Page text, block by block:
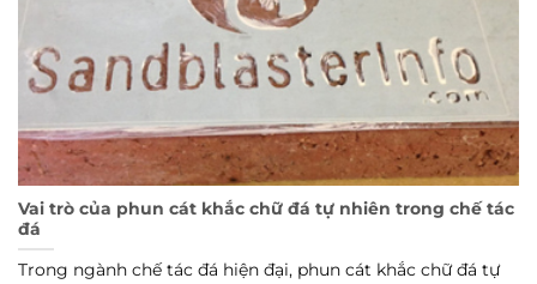
Vai trò của phun cát khắc chữ đá tự nhiên trong chế tác
đá
Trong ngành chế tác đá hiện đại, phun cát khắc chữ đá tự